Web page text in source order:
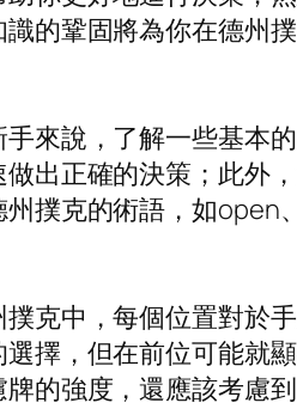
的鞏固將為你在德州
來說，了解一些基本
出正確的決策；此外
州撲克的術語，如
克中，每個位置對於
擇，但在前位可能就
的強度，還應該考慮